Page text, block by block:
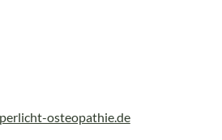
osteopathie.de